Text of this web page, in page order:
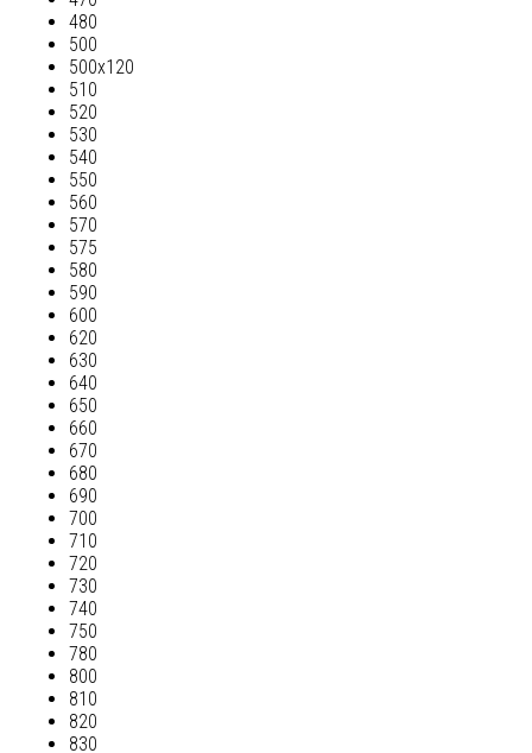
480
500
500х120
510
520
530
540
550
560
570
575
580
590
600
620
630
640
650
660
670
680
690
700
710
720
730
740
750
780
800
810
820
830